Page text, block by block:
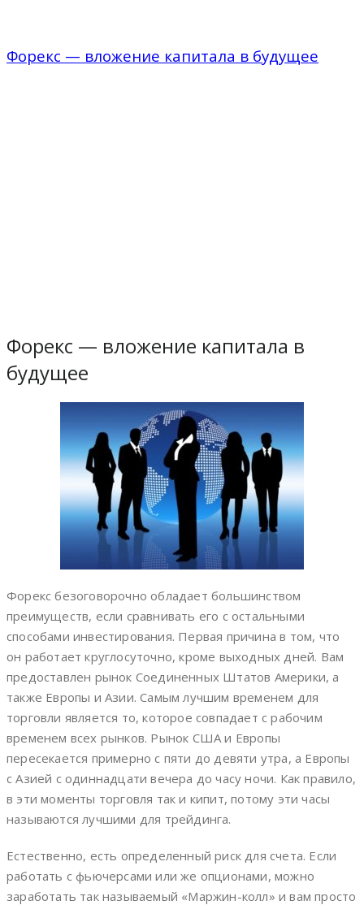
Форекс — вложение капитала в будущее
Форекс — вложение капитала в
будущее
Форекс безоговорочно обладает большинством
преимуществ, если сравнивать его с остальными
способами инвестирования. Первая причина в том, что
он работает круглосуточно, кроме выходных дней. Вам
предоставлен рынок Соединенных Штатов Америки, а
также Европы и Азии. Самым лучшим временем для
торговли является то, которое совпадает с рабочим
временем всех рынков. Рынок США и Европы
пересекается примерно с пяти до девяти утра, а Европы
с Азией с одиннадцати вечера до часу ночи. Как правило,
в эти моменты торговля так и кипит, потому эти часы
называются лучшими для трейдинга.
Естественно, есть определенный риск для счета. Если
работать с фьючерсами или же опционами, можно
заработать так называемый «Маржин-колл» и вам просто